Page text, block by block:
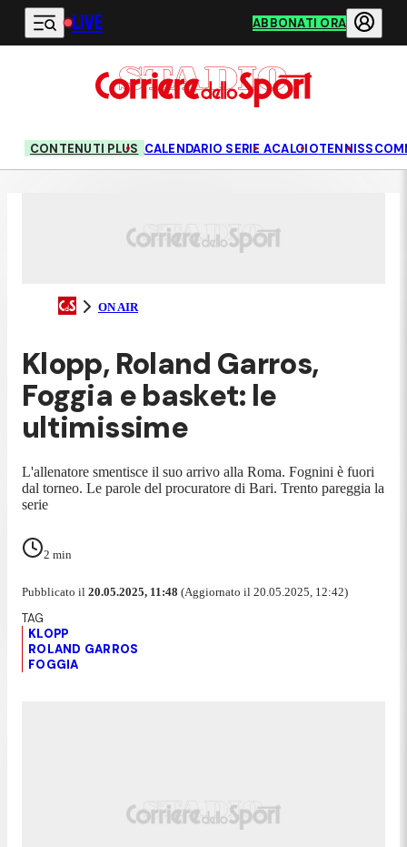
Vai al contenuto principale
LIVE ABBONATI ORA
CONTENUTI PLUS CALENDARIO SERIE ACALCIOTENNIS
ON AIR
Klopp, Roland Garros,
Foggia e basket: le
ultimissime
L'allenatore smentisce il suo arrivo alla Roma. Fognini è fuori
dal torneo. Le parole del procuratore di Bari. Trento pareggia la
serie
2 min
Pubblicato il 20.05.2025, 11:48 (Aggiornato il 20.05.2025, 12:42)
KLOPP
ROLAND GARROS
FOGGIA